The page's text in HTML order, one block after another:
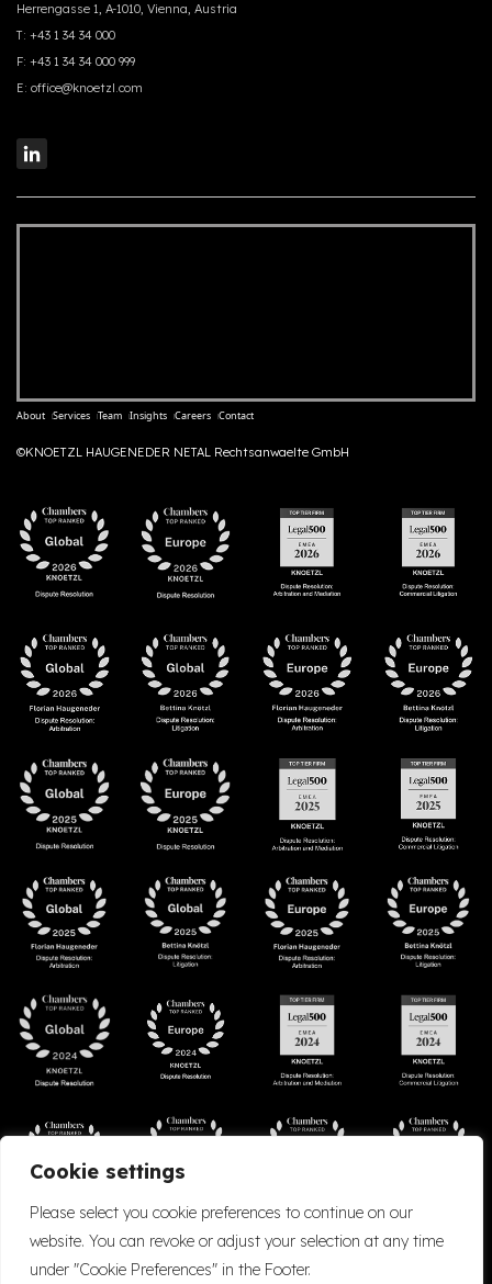
Cookie settings
Please select you cookie preferences to continue on our
website. You can revoke or adjust your selection at any time
under "Cookie Preferences" in the Footer.
Herrengasse 1, A-1010, Vienna, Austria
T: +43 1 34 34 000
F: +43 1 34 34 000 999
E: office@knoetzl.com
About Services Team Insights Careers Contact
©KNOETZL HAUGENEDER NETAL Rechtsanwaelte GmbH